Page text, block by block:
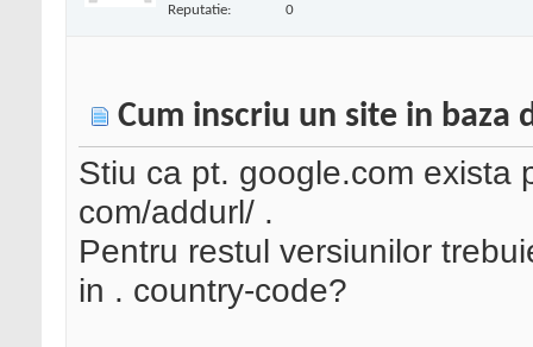
Reputatie: 0
Cum inscriu un site in baza
Stiu ca pt. google.com exista
com/addurl/ .
Pentru restul versiunilor
in . country-code?